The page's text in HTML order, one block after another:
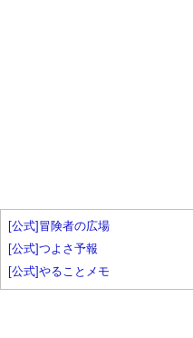
[公式]冒険者の広場
[公式]つよさ予報
[公式]やることメモ